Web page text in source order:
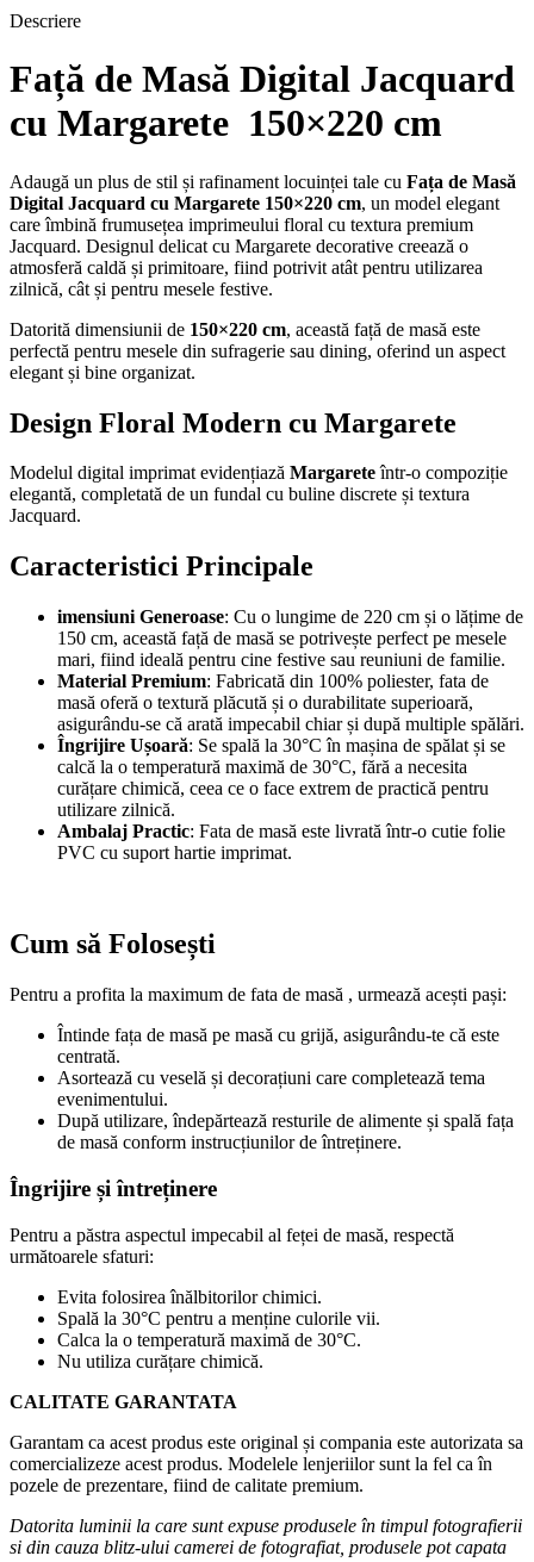
Descriere
Față de Masă Digital Jacquard
cu Margarete 150×220 cm
Adaugă un plus de stil și rafinament locuinței tale cu Fața de Masă
Digital Jacquard cu Margarete 150×220 cm, un model elegant
care îmbină frumusețea imprimeului floral cu textura premium
Jacquard. Designul delicat cu Margarete decorative creează o
atmosferă caldă și primitoare, fiind potrivit atât pentru utilizarea
zilnică, cât și pentru mesele festive.
Datorită dimensiunii de 150×220 cm, această față de masă este
perfectă pentru mesele din sufragerie sau dining, oferind un aspect
elegant și bine organizat.
Design Floral Modern cu Margarete
Modelul digital imprimat evidențiază Margareteîntr-o compoziție
elegantă, completată de un fundal cu buline discrete și textura
Jacquard.
Caracteristici Principale
imensiuni Generoase: Cu o lungime de 220 cm și o lățime de
150 cm, această față de masă se potrivește perfect pe mesele
mari, fiind ideală pentru cine festive sau reuniuni de familie.
Material Premium: Fabricată din 100% poliester, fata de
masă oferă o textură plăcută și o durabilitate superioară,
asigurându-se că arată impecabil chiar și după multiple spălări.
Îngrijire Ușoară: Se spală la 30°C în mașina de spălat și se
calcă la o temperatură maximă de 30°C, fără a necesita
curățare chimică, ceea ce o face extrem de practică pentru
utilizare zilnică.
Ambalaj Practic: Fata de masă este livrată într-o cutie folie
PVC cu suport hartie imprimat.
Cum să Folosești
Pentru a profita la maximum de fata de masă , urmează acești pași:
Întinde fața de masă pe masă cu grijă, asigurându-te că este
centrată.
Asortează cu veselă și decorațiuni care completează tema
evenimentului.
După utilizare, îndepărtează resturile de alimente și spală fața
de masă conform instrucțiunilor de întreținere.
Îngrijire și întreținere
Pentru a păstra aspectul impecabil al feței de masă, respectă
următoarele sfaturi:
Evita folosirea înălbitorilor chimici.
Spală la 30°C pentru a menține culorile vii.
Calca la o temperatură maximă de 30°C.
Nu utiliza curățare chimică.
CALITATE GARANTATA
Garantam ca acest produs este original și compania este autorizata sa
comercializeze acest produs. Modelele lenjeriilor sunt la fel ca în
pozele de prezentare, fiind de calitate premium.
Datorita luminii la care sunt expuse produsele în timpul fotografierii
si din cauza blitz-ului camerei de fotografiat, produsele pot capata